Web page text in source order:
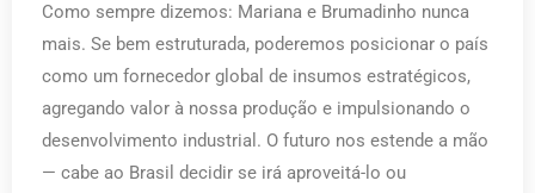
Como sempre dizemos: Mariana e Brumadinho nunca
mais. Se bem estruturada, poderemos posicionar o país
como um fornecedor global de insumos estratégicos,
agregando valor à nossa produção e impulsionando o
desenvolvimento industrial. O futuro nos estende a mão
— cabe ao Brasil decidir se irá aproveitá-lo ou